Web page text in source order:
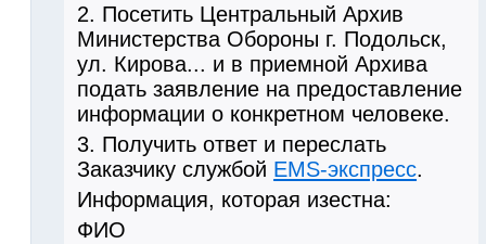
2. Посетить Центральный Архив
Министерства Обороны г. Подольск,
ул. Кирова... и в приемной Архива
подать заявление на предоставление
информации о конкретном человеке.
3. Получить ответ и переслать
Заказчику службой EMS-экспресс.
Информация, которая изестна:
ФИО